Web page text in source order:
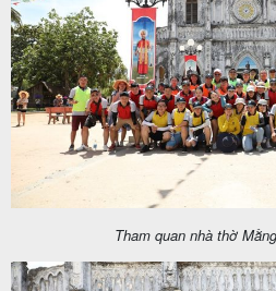
Tham quan nhà thờ